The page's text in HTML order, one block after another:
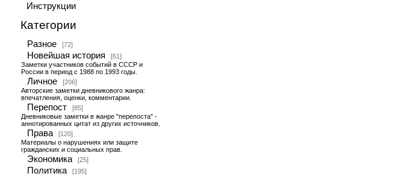
Инструкции
Категории
Разное [72]
Новейшая история
[61]
Заметки участников событий в СССР и
России в период с 1988 по 1993 годы.
Личное
[206]
Авторские заметки дневникового жанра:
впечатления, оценки, комментарии.
Перепост
[85]
Дневниковые заметки в жанре "перепоста" -
аннотированных цитат из других источников.
Права
[120]
Материалы о нарушениях или защите
гражданских и социальных прав.
Экономика [25]
Политика [195]